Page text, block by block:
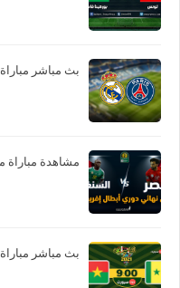
بث مباشر
مشاهدة مباراة
بث مباشر مباراة